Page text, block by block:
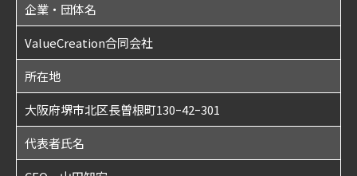
サテライトオフィスについて
企業・団体名
ValueCreation合同会社
所在地
大阪府堺市北区長曽根町130ｰ42ｰ301
代表者氏名